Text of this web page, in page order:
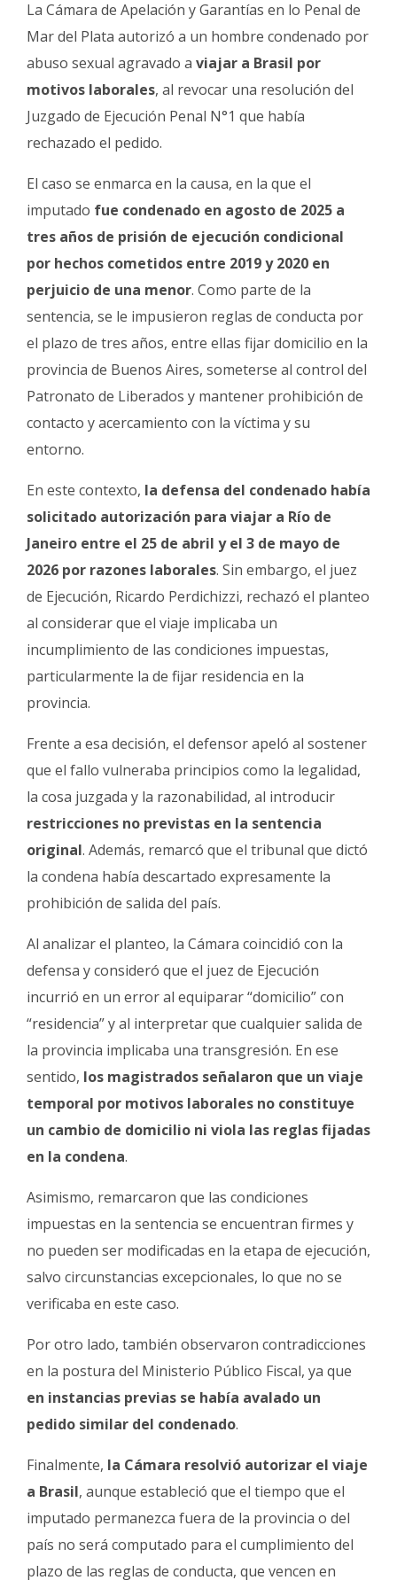
Fúnebres
La Cámara de Apelación y Garantías en lo Penal de
Mar del Plata autorizó a un hombre condenado por
abuso sexual agravado a viajar a Brasil por
motivos laborales, al revocar una resolución del
Juzgado de Ejecución Penal N°1 que había
rechazado el pedido.
El caso se enmarca en la causa, en la que el
imputado fue condenado en agosto de 2025 a
tres años de prisión de ejecución condicional
por hechos cometidos entre 2019 y 2020 en
perjuicio de una menor. Como parte de la
sentencia, se le impusieron reglas de conducta por
el plazo de tres años, entre ellas fijar domicilio en la
provincia de Buenos Aires, someterse al control del
Patronato de Liberados y mantener prohibición de
contacto y acercamiento con la víctima y su
entorno.
En este contexto, la defensa del condenado había
solicitado autorización para viajar a Río de
Janeiro entre el 25 de abril y el 3 de mayo de
2026 por razones laborales. Sin embargo, el juez
de Ejecución, Ricardo Perdichizzi, rechazó el planteo
al considerar que el viaje implicaba un
incumplimiento de las condiciones impuestas,
particularmente la de fijar residencia en la
provincia.
Frente a esa decisión, el defensor apeló al sostener
que el fallo vulneraba principios como la legalidad,
la cosa juzgada y la razonabilidad, al introducir
restricciones no previstas en la sentencia
original. Además, remarcó que el tribunal que dictó
la condena había descartado expresamente la
prohibición de salida del país.
Al analizar el planteo, la Cámara coincidió con la
defensa y consideró que el juez de Ejecución
incurrió en un error al equiparar “domicilio” con
“residencia” y al interpretar que cualquier salida de
la provincia implicaba una transgresión. En ese
sentido, los magistrados señalaron que un viaje
temporal por motivos laborales no constituye
un cambio de domicilio ni viola las reglas fijadas
en la condena.
Asimismo, remarcaron que las condiciones
impuestas en la sentencia se encuentran firmes y
no pueden ser modificadas en la etapa de ejecución,
salvo circunstancias excepcionales, lo que no se
verificaba en este caso.
Por otro lado, también observaron contradicciones
en la postura del Ministerio Público Fiscal, ya que
en instancias previas se había avalado un
pedido similar del condenado.
Finalmente, la Cámara resolvió autorizar el viaje
a Brasil, aunque estableció que el tiempo que el
imputado permanezca fuera de la provincia o del
país no será computado para el cumplimiento del
plazo de las reglas de conducta, que vencen en